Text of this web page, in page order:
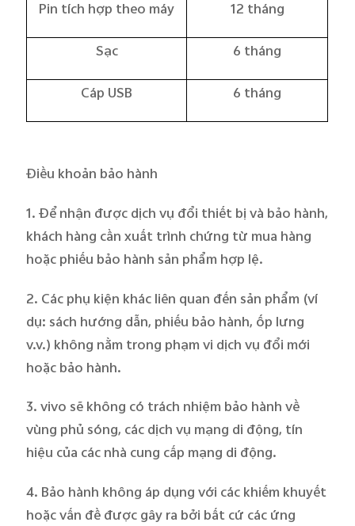
Pin tích hợp theo máy
12 tháng
Sạc
6 tháng
Cáp USB
6 tháng
Điều khoản bảo hành
1. Để nhận được dịch vụ đổi thiết bị và bảo hành,
khách hàng cần xuất trình chứng từ mua hàng
hoặc phiếu bảo hành sản phẩm hợp lệ.
2. Các phụ kiện khác liên quan đến sản phẩm (ví
dụ: sách hướng dẫn, phiếu bảo hành, ốp lưng
v.v.) không nằm trong phạm vi dịch vụ đổi mới
hoặc bảo hành.
3. vivo sẽ không có trách nhiệm bảo hành về
vùng phủ sóng, các dịch vụ mạng di động, tín
hiệu của các nhà cung cấp mạng di động.
4. Bảo hành không áp dụng với các khiếm khuyết
hoặc vấn đề được gây ra bởi bất cứ các ứng